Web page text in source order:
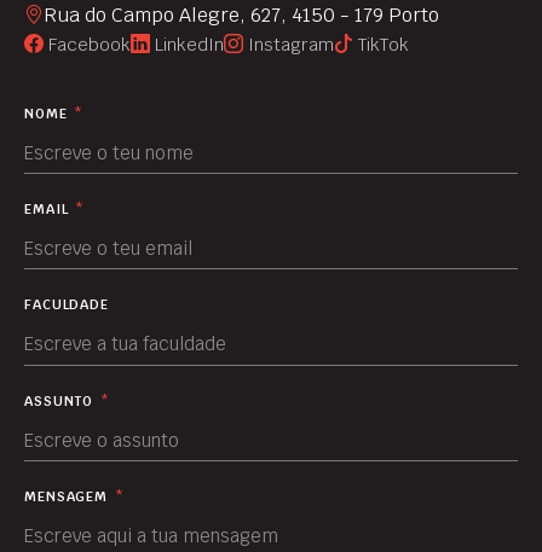
Rua do Campo Alegre, 627, 4150 - 179 Porto
Facebook LinkedIn Instagram TikTok
NOME *
EMAIL *
FACULDADE
ASSUNTO *
MENSAGEM *